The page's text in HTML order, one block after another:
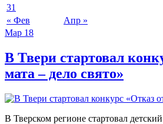
« Фев Апр »
31
Мар 18
В Твери стартовал
мата – дело свято»
В Тверском регионе стартовал